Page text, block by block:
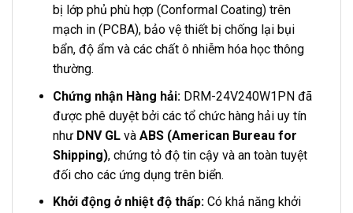
bị lớp phủ phù hợp (Conformal Coating) trên
mạch in (PCBA), bảo vệ thiết bị chống lại bụi
bẩn, độ ẩm và các chất ô nhiễm hóa học thông
thường.
Chứng nhận Hàng hải:DRM-24V240W1PN đã
được phê duyệt bởi các tổ chức hàng hải uy tín
như DNV GLvà ABS (American Bureau for
Shipping), chứng tỏ độ tin cậy và an toàn tuyệt
đối cho các ứng dụng trên biển.
Khởi động ở nhiệt độ thấp:Có khả năng khởi